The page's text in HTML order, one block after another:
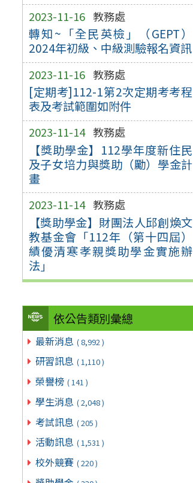
2023-11-16 教務處
轉知~「全民英檢」（GEPT）
2024年初級、中級測驗報名資訊
2023-11-16 教務處
[定期考]112-1第2次定期考考程
表及考試範圍如附件
2023-11-14 教務處
【獎助學金】112學年度新住民
及子女培力與獎助（勵）學金計
畫
2023-11-14 教務處
【獎助學金】財團法人邱創煥文
教基金會「112年（第十四屆）
績優清寒孝親獎助學金實施辦
法」
依公告類別彙總
最新消息 ( 8,992 )
研習訊息 ( 1,110 )
榮譽榜 ( 141 )
學生消息 ( 2,048 )
考試訊息 ( 205 )
活動訊息 ( 1,531 )
校外競賽 ( 220 )